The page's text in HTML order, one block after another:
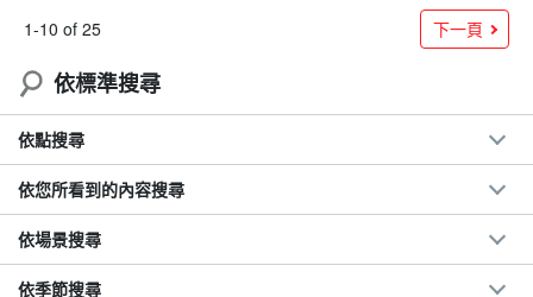
1-10 of 25 下一頁
依標準搜尋
依點搜尋
依您所看到的內容搜尋
依場景搜尋
依季節搜尋